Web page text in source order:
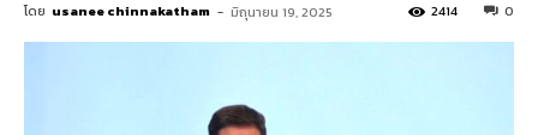
โดย usanee chinnakatham - มิถุนายน 19, 2025 0
2414